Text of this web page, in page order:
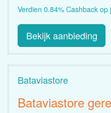
Verdien 0.84% Cashback op
Bekijk aanbieding
Bataviastore
Bataviastore